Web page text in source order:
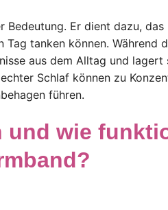
Er dient dazu,
tanken können. Während
aus dem Alltag und lagert
Schlaf können zu
führen.
und wie